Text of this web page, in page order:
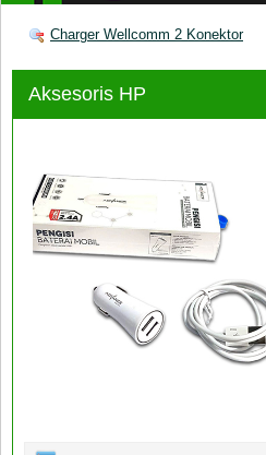
Charger Wellcomm 2 Konektor
Aksesoris HP